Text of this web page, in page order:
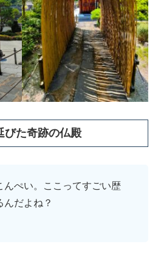
びた奇跡の仏殿
んぺい。ここってすごい歴
んだよね？